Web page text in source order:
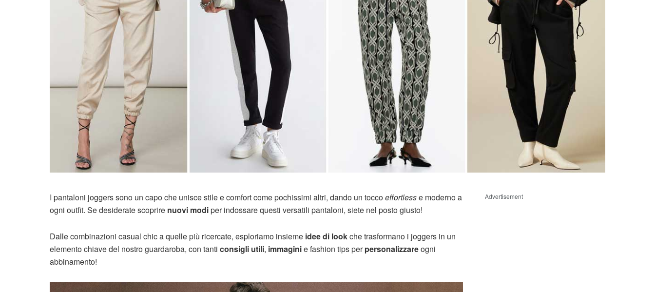
I pantaloni joggers sono un capo che unisce stile e comfort come pochissimi altri, dando un toccoeffortlesse moderno a
ogni outfit. Se desiderate scoprire nuovi modiper indossare questi versatili pantaloni, siete nel posto giusto!
Dalle combinazioni casual chic a quelle più ricercate, esploriamo insieme idee di lookche trasformano i joggers in un
elemento chiave del nostro guardaroba, con tanti consigli utili, immaginie fashion tips perpersonalizzareogni
abbinamento!
Advertisement